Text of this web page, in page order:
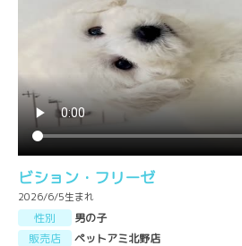
ビション・フリーゼ
2026/6/5生まれ
性別
男の子
販売店
ペットアミ北野店